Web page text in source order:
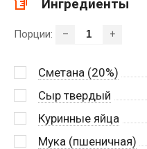
Ингредиенты
Порции: – +
Сметана (20%)
Сыр твердый
Куринные яйца
Мука (пшеничная)